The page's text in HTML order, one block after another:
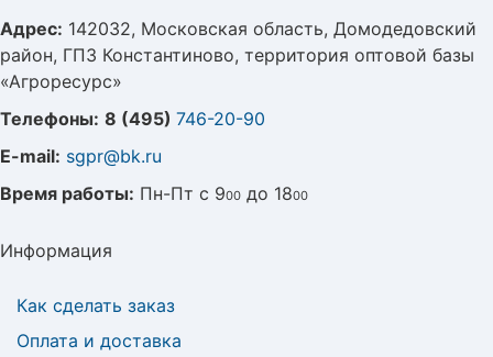
Адрес: 142032, Московская область, Домодедовский
район, ГПЗ Константиново, территория оптовой базы
«Агроресурс»
Телефоны: 8 (495) 746-20-90
E-mail: sgpr@bk.ru
Время работы: Пн-Пт с 900 до 1800
Информация
Как сделать заказ
Оплата и доставка